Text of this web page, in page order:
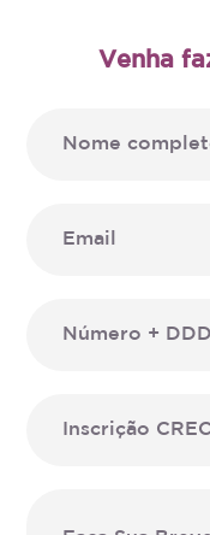
Venha